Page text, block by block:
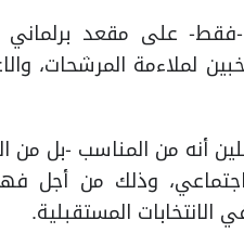
على مقعد برلماني
لملاءمة المرشحات،
أنه من المناسب -بل من
وذلك من
الانتخابات المستقبلية.